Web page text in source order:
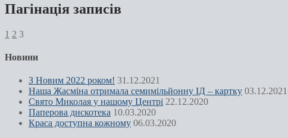
Пагінація записів
1 2 3
Новини
З Новим 2022 роком! 31.12.2021
Наша Жасміна отримала семимільйонну ІД – картку 03.12.2021
Свято Миколая у нашому Центрі 22.12.2020
Паперова дискотека 10.03.2020
Краса доступна кожному 06.03.2020